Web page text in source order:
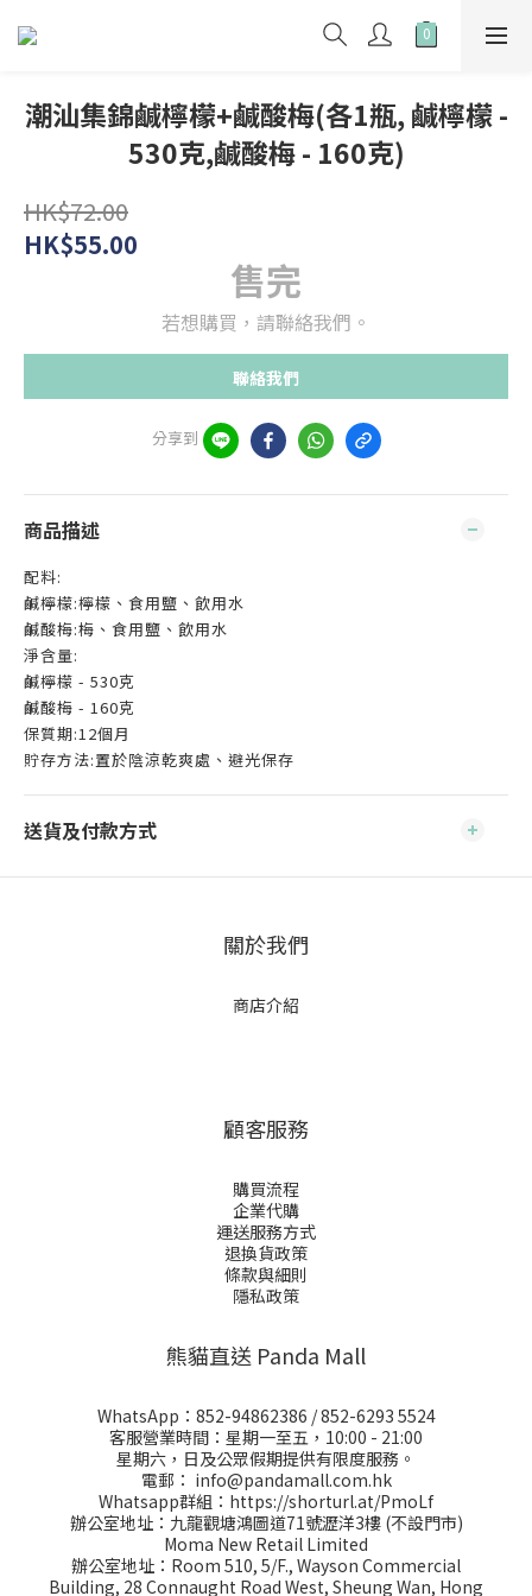
潮汕集錦鹹檸檬+鹹酸梅(各1瓶, 鹹檸檬 -
530克,鹹酸梅 - 160克)
HK$72.00
HK$55.00
售完
若想購買，請聯絡我們。
聯絡我們
分享到
商品描述
配料:
鹹檸檬:檸檬、食用鹽、飲用水
鹹酸梅:梅、食用鹽、飲用水
淨含量:
鹹檸檬 - 530克
鹹酸梅 - 160克
保質期:12個月
貯存方法:置於陰涼乾爽處、避光保存
送貨及付款方式
關於我們
商店介紹
顧客服務
購買流程
企業代購
運送服務方式
退換貨政策
條款與細則
隱私政策
熊貓直送 Panda Mall
WhatsApp： 852-94862386 /852-6293 5524
客服營業時間：星期一至五，10:00 - 21:00
星期六，日及公眾假期提供有限度服務。
電郵： info@pandamall.com.hk
Whatsapp群組： https://shorturl.at/PmoLf
辦公室地址：九龍觀塘鴻圖道71號瀝洋3樓 (不設門市)
Moma New Retail Limited
辦公室地址：Room 510, 5/F., Wayson Commercial
Building, 28 Connaught Road West, Sheung Wan, Hong